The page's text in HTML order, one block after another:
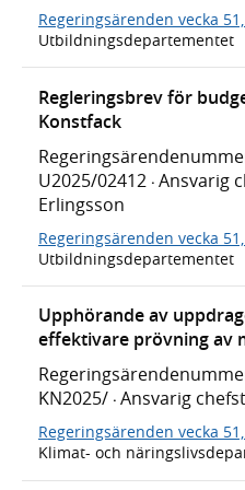
Regeringsärenden vecka
Utbildningsdepartementet
Regleringsbrev för
Konstfack
U2025/02412 · Ansvarig
Erlingsson
Regeringsärenden vecka
Utbildningsdepartementet
Upphörande av
effektivare prövning av
KN2025/ · Ansvarig
Regeringsärenden vecka
Klimat- och